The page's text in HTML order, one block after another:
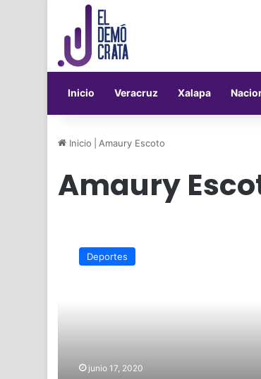
Inicio Veracruz Xalapa
Inicio Amaury Escoto
Amaury
Escoto,
primer
Deportes
junio 17, 2020